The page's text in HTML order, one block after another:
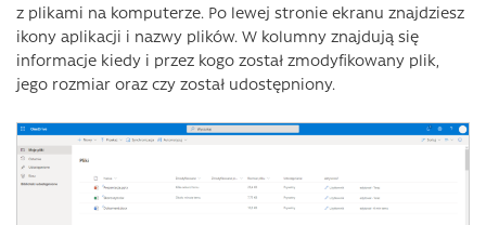
z plikami na komputerze. Po lewej stronie ekranu znajdziesz
ikony aplikacji i nazwy plików. W kolumny znajdują się
informacje kiedy i przez kogo został zmodyfikowany plik,
jego rozmiar oraz czy został udostępniony.